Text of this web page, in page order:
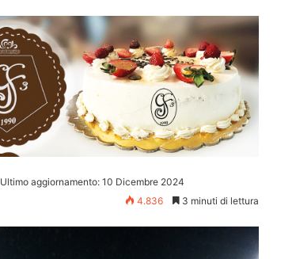
Ultimo aggiornamento: 10 Dicembre 2024
4.836
3 minuti di lettura